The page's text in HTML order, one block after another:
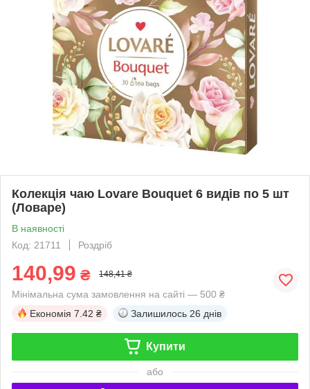
Колекція чаю Lovare Bouquet 6 видів по 5 шт
(Ловаре)
В наявності
Код: 21711
Роздріб
140,99 ₴ 148,41 ₴
Мінімальна сума замовлення на сайті — 500 ₴
Економія 7.42 ₴ Залишилось 26 днів
Купити
або